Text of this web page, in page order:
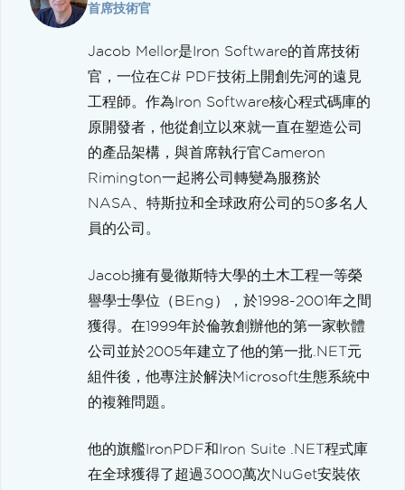
首席技術官
Jacob Mellor是Iron Software的首席技術
官，一位在C# PDF技術上開創先河的遠見
工程師。作為Iron Software核心程式碼庫的
原開發者，他從創立以來就一直在塑造公司
的產品架構，與首席執行官Cameron
Rimington一起將公司轉變為服務於
NASA、特斯拉和全球政府公司的50多名人
員的公司。
Jacob擁有曼徹斯特大學的土木工程一等榮
譽學士學位（BEng），於1998-2001年之間
獲得。在1999年於倫敦創辦他的第一家軟體
公司並於2005年建立了他的第一批.NET元
組件後，他專注於解決Microsoft生態系統中
的複雜問題。
他的旗艦IronPDF和Iron Suite .NET程式庫
在全球獲得了超過3000萬次NuGet安裝依